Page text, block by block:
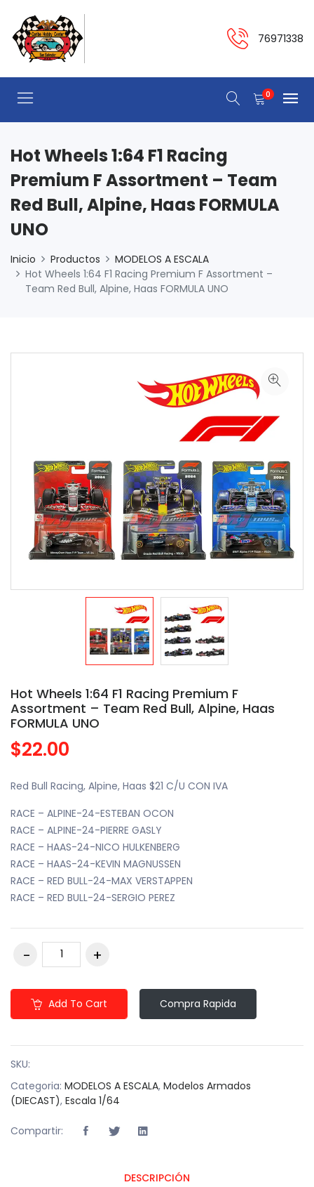
76971338
0
Hot Wheels 1:64 F1 Racing
Premium F Assortment – Team
Red Bull, Alpine, Haas FORMULA
UNO
Inicio Productos
MODELOS A ESCALA
Hot Wheels 1:64 F1 Racing Premium F Assortment –
Team Red Bull, Alpine, Haas FORMULA UNO
Hot Wheels 1:64 F1 Racing Premium F
Assortment – Team Red Bull, Alpine, Haas
FORMULA UNO
$22.00
Red Bull Racing, Alpine, Haas $21 C/U CON IVA
RACE – ALPINE-24-ESTEBAN OCON
RACE – ALPINE-24-PIERRE GASLY
RACE – HAAS-24-NICO HULKENBERG
RACE – HAAS-24-KEVIN MAGNUSSEN
RACE – RED BULL-24-MAX VERSTAPPEN
RACE – RED BULL-24-SERGIO PEREZ
Add To Cart Compra Rapida
SKU:
Categoria: MODELOS A ESCALA, Modelos Armados
(DIECAST), Escala 1/64
Compartir:
DESCRIPCIÓN